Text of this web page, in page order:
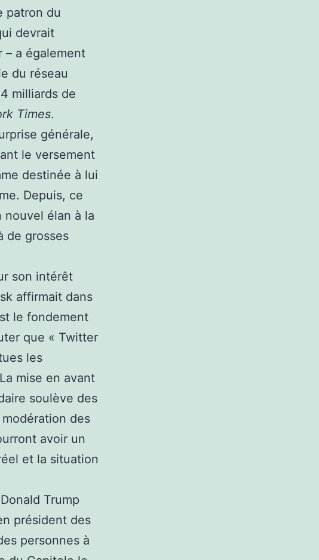
patron du
devrait
– a également
du réseau
milliards de
Times.
générale,
le versement
destinée à lui
Depuis, ce
nouvel élan à la
de grosses
son intérêt
affirmait dans
le fondement
que « Twitter
les
mise en avant
soulève des
des
avoir un
et la situation
Trump
président des
personnes à